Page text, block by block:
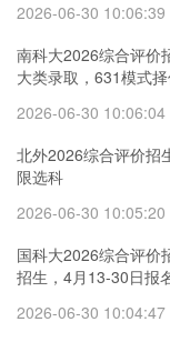
2026-06-30 10:06:39
南科大2026综合评价
大类录取，631模式
2026-06-30 10:06:04
北外2026综合评价招
限选科
2026-06-30 10:05:20
国科大2026综合评价
招生，4月13-30日报
2026-06-30 10:04:47